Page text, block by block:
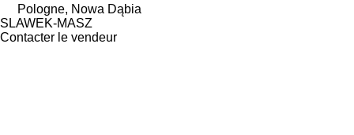
Pologne, Nowa Dąbia
SLAWEK-MASZ
Contacter le vendeur